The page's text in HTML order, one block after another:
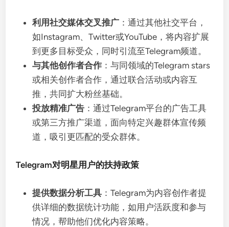
利用社交媒体交叉推广 ：通过其他社交平台，
如Instagram、Twitter或YouTube，将内容扩展
到更多目标受众，同时引流至Telegram频道。
与其他创作者合作 ：与同领域的Telegram stars
或相关创作者合作，通过联合活动或内容互
推，共同扩大粉丝基础。
投放精准广告 ：通过Telegram平台的广告工具
或第三方推广渠道，面向特定兴趣群体宣传频
道，吸引更匹配的受众群体。
Telegram对明星用户的扶持政策
提供数据分析工具 ：Telegram为内容创作者提
供详细的数据统计功能，如用户活跃度和参与
情况，帮助他们优化内容策略。